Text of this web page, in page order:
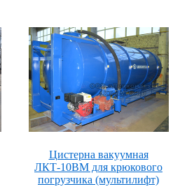
Цистерна вакуумная
ЛКТ-10ВМ для крюкового
погрузчика (мультилифт)